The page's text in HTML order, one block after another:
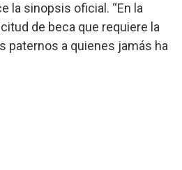
la sinopsis oficial. “En la
de beca que requiere la
paternos a quienes jamás ha